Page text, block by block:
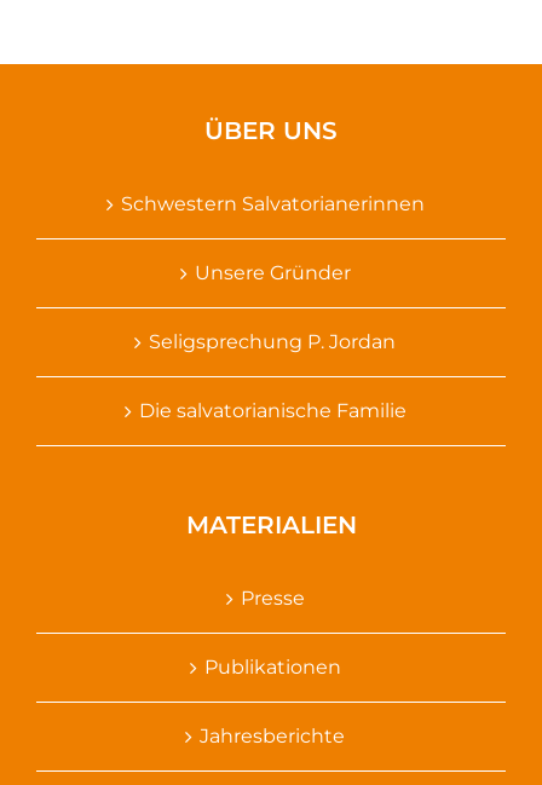
ÜBER UNS
Schwestern Salvatorianerinnen
Unsere Gründer
Seligsprechung P. Jordan
Die salvatorianische Familie
MATERIALIEN
Presse
Publikationen
Jahresberichte